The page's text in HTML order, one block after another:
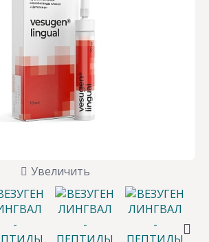
Увеличить